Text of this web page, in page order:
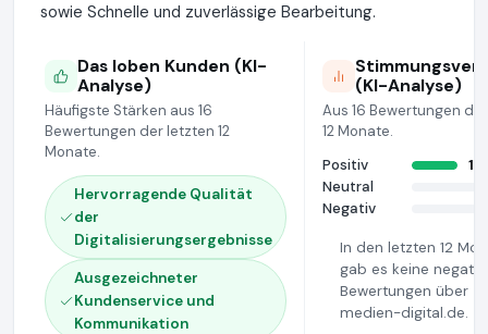
sowie Schnelle und zuverlässige Bearbeitung.
Das loben Kunden (KI-
Analyse)
Häufigste Stärken aus 16
Bewertungen der letzten 12
Monate.
Hervorragende Qualität
der
Digitalisierungsergebnisse
Ausgezeichneter
Kundenservice und
Kommunikation
(KI-Analyse)
Aus 16 Bewertungen
12 Monate.
Positiv
Neutral
Negativ
In den letzten 12
gab es keine
Bewertungen über
medien-digital.de.